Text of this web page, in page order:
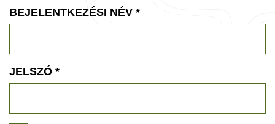
BEJELENTKEZÉSI NÉV *
JELSZÓ *